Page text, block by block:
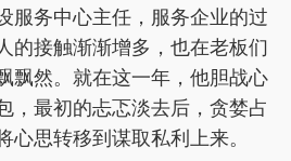
服务中心主任，服务企业的过
的接触渐渐增多，也在老板们
飘然。就在这一年，他胆战心
，最初的忐忑淡去后，贪婪占
心思转移到谋取私利上来。